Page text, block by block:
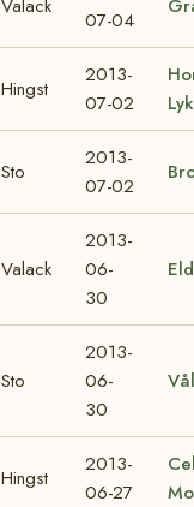
Valack
07-04
Hingst
2013-
07-02
Sto
2013-
07-02
Valack
2013-
06-
30
Sto
2013-
06-
30
Hingst
2013-
06-27